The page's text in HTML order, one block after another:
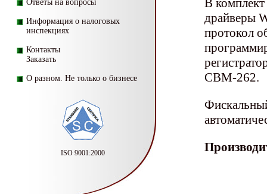
Ответы на вопросы
Информация о налоговых
инспекциях
Контакты
Заказать
О разном. Не только о бизнесе
ISO 9001:2000
В комплект
драйверы
протокол
CBM-262.